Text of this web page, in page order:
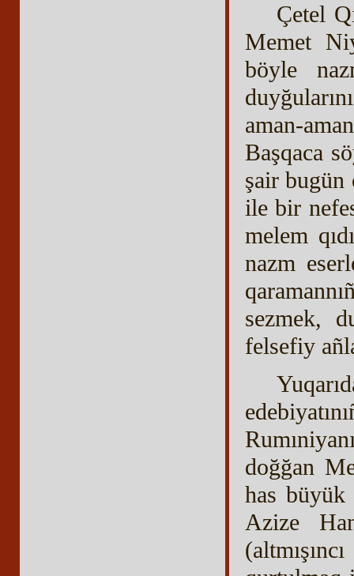
Çetel
Memet
böyle
aman-
Başqaca
şair bugün
ile bir
melem
nazm
sezmek,
felsefiy
doğğan
has büyük
Azize